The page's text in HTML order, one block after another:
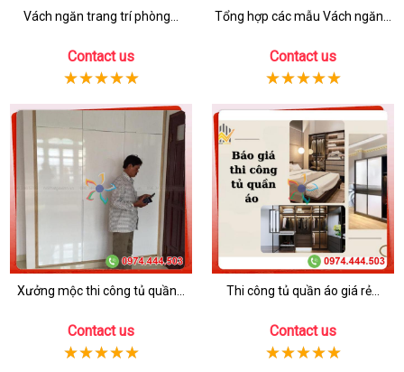
Vách ngăn trang trí phòng...
Contact us
Tổng hợp các mẫu Vách ngăn...
Contact us
Xưởng mộc thi công tủ quần...
Contact us
Thi công tủ quần áo giá rẻ...
Contact us